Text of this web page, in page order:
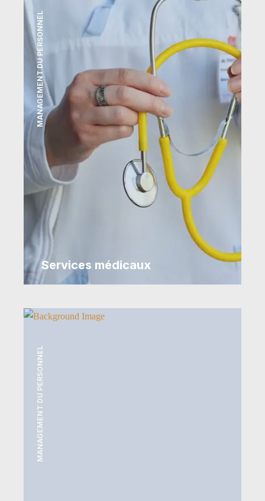
MANAGEMENT DU PERSONNEL
Services médicaux
MANAGEMENT DU PERSONNEL